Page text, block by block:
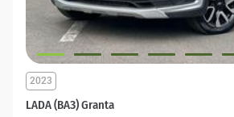
LADA (ВАЗ) Granta
2023